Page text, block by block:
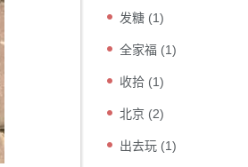
发糖 (1)
全家福 (1)
收拾 (1)
北京 (2)
出去玩 (1)